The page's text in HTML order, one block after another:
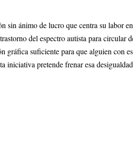
ánimo de lucro que centra su labor
del espectro autista para circular
gráfica suficiente para que alguien con
iniciativa pretende frenar esa